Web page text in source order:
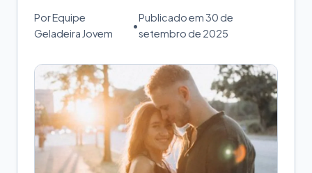
Por Equipe
Geladeira Jovem
•
Publicado em 30 de
setembro de 2025